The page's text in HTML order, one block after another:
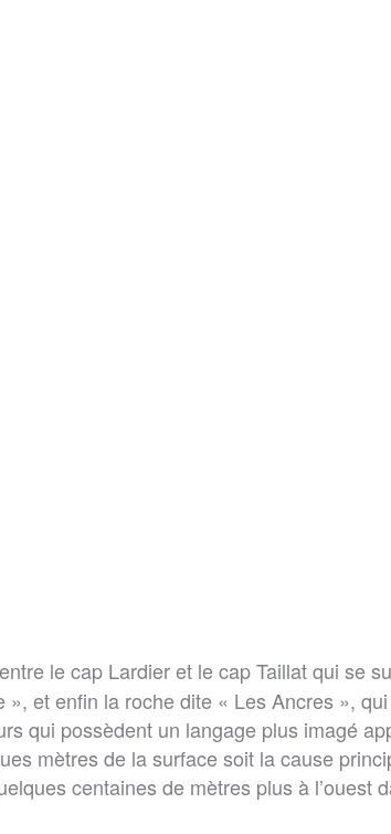
le cap Lardier et le cap Taillat qui se
et enfin la roche dite « Les Ancres »,
qui possèdent un langage plus imagé
mètres de la surface soit la cause
centaines de mètres plus à